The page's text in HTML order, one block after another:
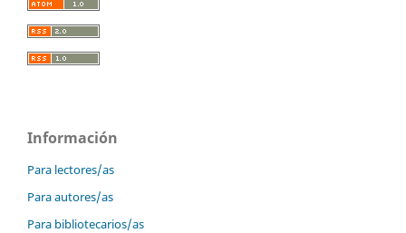
Información
Para lectores/as
Para autores/as
Para bibliotecarios/as